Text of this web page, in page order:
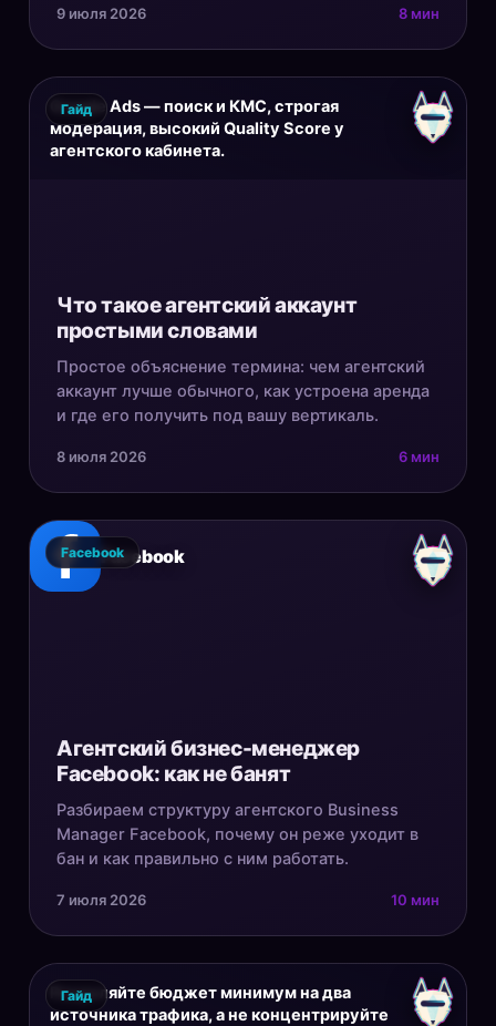
9 июля 2026 8 мин
Google Ads — поиск и КМС, строгая
модерация, высокий Quality Score у
агентского кабинета.
Гайд
Что такое агентский аккаунт
простыми словами
Простое объяснение термина: чем агентский
аккаунт лучше обычного, как устроена аренда
и где его получить под вашу вертикаль.
8 июля 2026 6 мин
Facebook
Facebook
Агентский бизнес-менеджер
Facebook: как не банят
Разбираем структуру агентского Business
Manager Facebook, почему он реже уходит в
бан и как правильно с ним работать.
7 июля 2026 10 мин
Разделяйте бюджет минимум на два
источника трафика, а не концентрируйте
Гайд